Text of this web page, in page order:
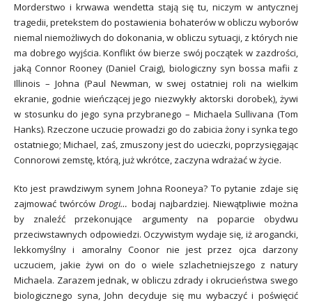
Morderstwo i krwawa wendetta stają się tu, niczym w antycznej
tragedii, pretekstem do postawienia bohaterów w obliczu wyborów
niemal niemożliwych do dokonania, w obliczu sytuacji, z których nie
ma dobrego wyjścia. Konflikt ów bierze swój początek w zazdrości,
jaką Connor Rooney (Daniel Craig), biologiczny syn bossa mafii z
Illinois – Johna (Paul Newman, w swej ostatniej roli na wielkim
ekranie, godnie wieńczącej jego niezwykły aktorski dorobek), żywi
w stosunku do jego syna przybranego – Michaela Sullivana (Tom
Hanks). Rzeczone uczucie prowadzi go do zabicia żony i synka tego
ostatniego; Michael, zaś, zmuszony jest do ucieczki, poprzysięgając
Connorowi zemstę, którą, już wkrótce, zaczyna wdrażać w życie.
Kto jest prawdziwym synem Johna Rooneya? To pytanie zdaje się
zajmować twórcówDrogi… bodaj najbardziej. Niewątpliwie można
by znaleźć przekonujące argumenty na poparcie obydwu
przeciwstawnych odpowiedzi. Oczywistym wydaje się, iż arogancki,
lekkomyślny i amoralny Coonor nie jest przez ojca darzony
uczuciem, jakie żywi on do o wiele szlachetniejszego z natury
Michaela. Zarazem jednak, w obliczu zdrady i okrucieństwa swego
biologicznego syna, John decyduje się mu wybaczyć i poświęcić